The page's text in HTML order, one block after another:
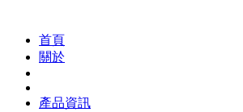
首頁
關於
產品資訊